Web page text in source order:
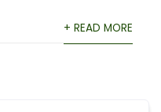
+ READ MORE